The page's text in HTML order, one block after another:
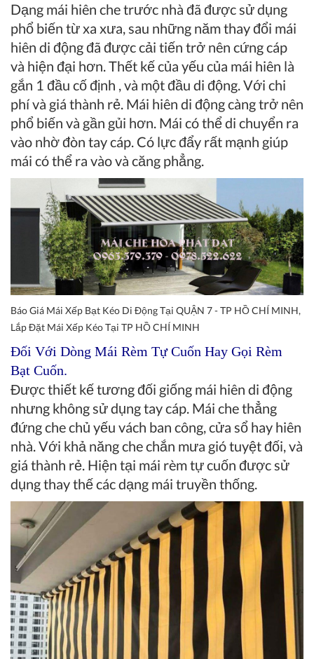
Dạng mái hiên che trước nhà đã được sử dụng
phổ biến từ xa xưa, sau những năm thay đổi mái
hiên di động đã được cải tiến trở nên cứng cáp
và hiện đại hơn. Thết kế của yếu của mái hiên là
gắn 1 đầu cố định , và một đầu di động. Với chi
phí và giá thành rẻ. Mái hiên di động càng trở nên
phổ biến và gần gủi hơn. Mái có thể di chuyển ra
vào nhờ đòn tay cáp. Có lực đẩy rất mạnh giúp
mái có thể ra vào và căng phẳng.
Báo Giá Mái Xếp Bạt Kéo Di Động Tại QUẬN 7 - TP HỒ CHÍ MINH,
Lắp Đặt Mái Xếp Kéo Tại TP HỒ CHÍ MINH
Đối Với Dòng Mái Rèm Tự Cuốn Hay Gọi Rèm
Bạt Cuốn.
Được thiết kế tương đối giống mái hiên di động
nhưng không sử dụng tay cáp. Mái che thẳng
đứng che chủ yếu vách ban công, cửa sổ hay hiên
nhà. Với khả năng che chắn mưa gió tuyệt đối, và
giá thành rẻ. Hiện tại mái rèm tự cuốn được sử
dụng thay thế các dạng mái truyền thống.